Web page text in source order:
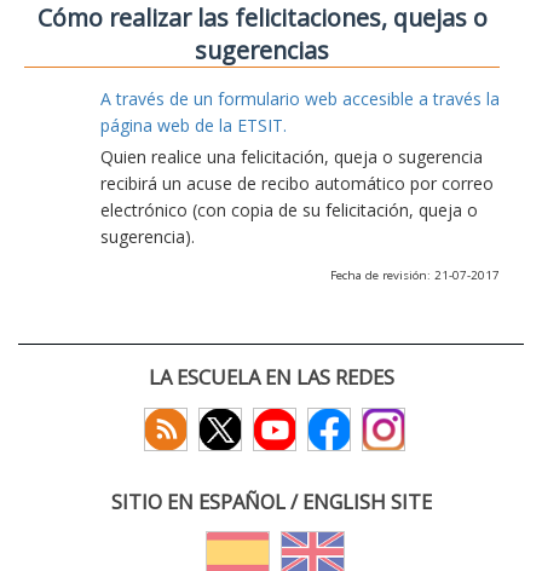
Cómo realizar las felicitaciones, quejas o
sugerencias
A través de un formulario web accesible a través la
página web de la ETSIT.
Quien realice una felicitación, queja o sugerencia
recibirá un acuse de recibo automático por correo
electrónico (con copia de su felicitación, queja o
sugerencia).
Fecha de revisión: 21-07-2017
LA ESCUELA EN LAS REDES
SITIO EN ESPAÑOL / ENGLISH SITE